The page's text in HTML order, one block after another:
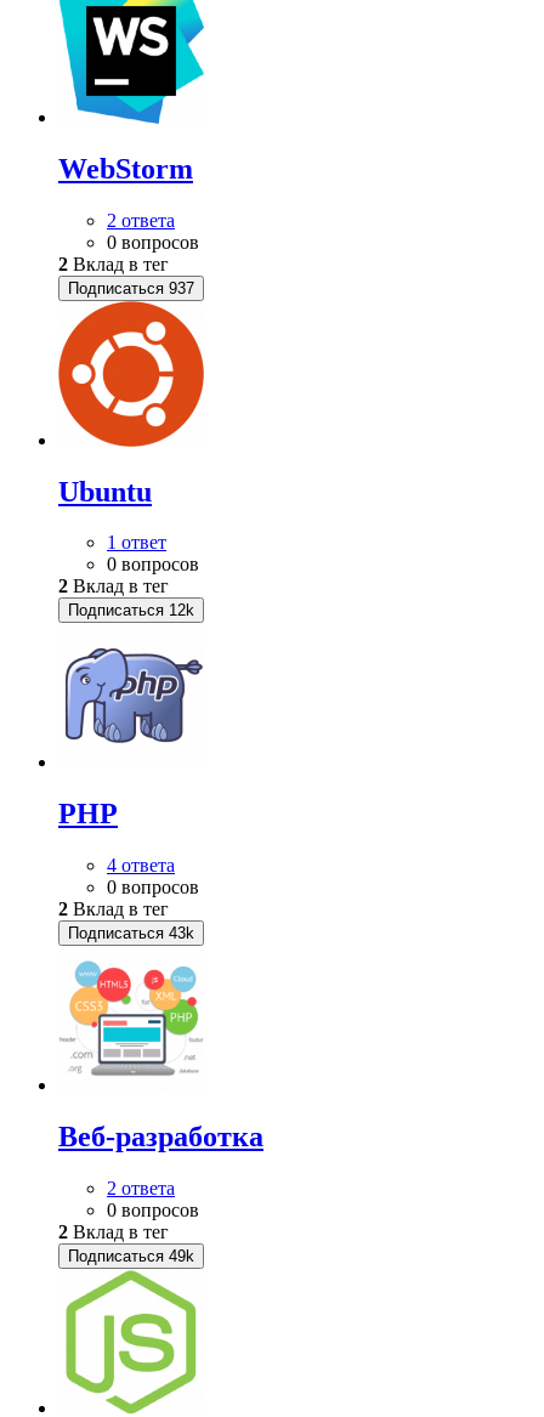
WebStorm
2 ответа
0 вопросов
2 Вклад в тег
Подписаться 937
Ubuntu
1 ответ
0 вопросов
2 Вклад в тег
Подписаться 12k
PHP
4 ответа
0 вопросов
2 Вклад в тег
Подписаться 43k
Веб-разработка
2 ответа
0 вопросов
2 Вклад в тег
Подписаться 49k